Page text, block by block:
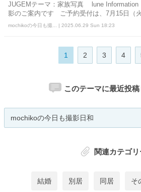
JUGEMテーマ：家族写真 lune
影のご案内です ご予約受付は、7月15日（火
mochikoの今日も撮... | 2025.06.29 Sun 18:23
1 2 3 4
このテーマに最近投
mochikoの今日も撮影日和
関連カテゴリ
結婚 別居 同居 そ